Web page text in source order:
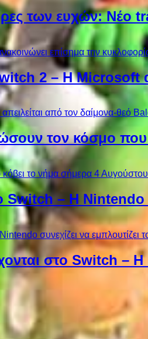
των ευχών: Νέο
2 – Η Microsoft
τον κόσμο που
Switch – Η
στο Switch –